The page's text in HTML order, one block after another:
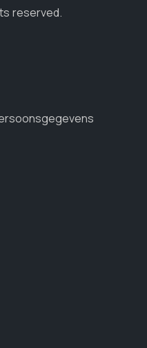
reserved.